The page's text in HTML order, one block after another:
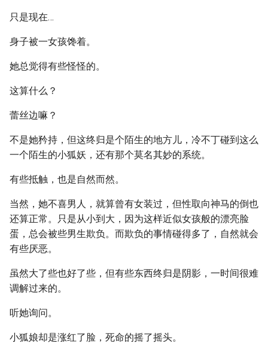
只是现在…
身子被一女孩馋着。
她总觉得有些怪怪的。
这算什么？
蕾丝边嘛？
不是她矜持，但这终归是个陌生的地方儿，冷不丁碰到这么
一个陌生的小狐妖，还有那个莫名其妙的系统。
有些抵触，也是自然而然。
当然，她不喜男人，就算曾有女装过，但性取向神马的倒也
还算正常。只是从小到大，因为这样近似女孩般的漂亮脸
蛋，总会被些男生欺负。而欺负的事情碰得多了，自然就会
有些厌恶。
虽然大了些也好了些，但有些东西终归是阴影，一时间很难
调解过来的。
听她询问。
小狐娘却是涨红了脸，死命的摇了摇头。